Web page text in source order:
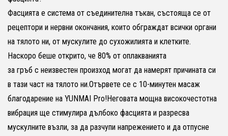
Фасцията е система от съединителна тъкан, състояща се от
рецептори и нервни окончания, които обграждат всички органи
на тялото ни, от мускулите до сухожилията и клетките.
Наскоро беше открито, че 80% от оплакванията
за гръб с неизвестен произход могат да намерят причината си
в тази част на тялото ни.Отървете се с 10-минутен масаж
благодарение на YUNMAI Pro!Неговата мощна високочестотна
вибрация ще стимулира дълбоко фасцията и разресва
мускулните възли, за да разчупи напрежението и да отпусне